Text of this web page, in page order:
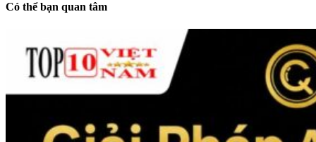
Có thể bạn quan tâm